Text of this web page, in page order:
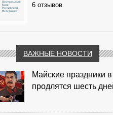
6 отзывов
ВАЖНЫЕ НОВОСТИ
Майские праздники
продлятся шесть